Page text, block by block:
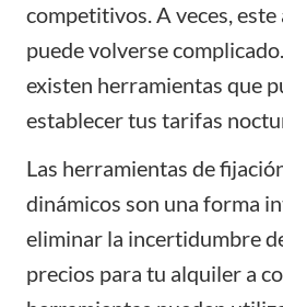
competitivos. A veces,
puede volverse
existen herramientas que
establecer tus tarifas
Las herramientas de
dinámicos son una forma
eliminar la incertidumbre
precios para tu alquiler a